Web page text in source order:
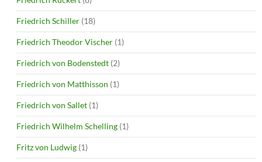
Friedrich Schiller (18)
Friedrich Theodor Vischer (1)
Friedrich von Bodenstedt (2)
Friedrich von Matthisson (1)
Friedrich von Sallet (1)
Friedrich Wilhelm Schelling (1)
Fritz von Ludwig (1)